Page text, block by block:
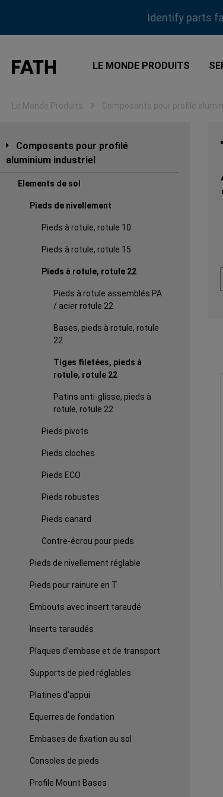
Passer à la navigation principaleIdentify parts
LE MONDE PRODUITS
Le Monde Produits Composants pour profilé
Composants pour profilé
aluminium industriel
Elements de sol
Pieds de nivellement
Pieds à rotule, rotule 10
Pieds à rotule, rotule 15
Pieds à rotule, rotule 22
Pieds à rotule assemblés PA
/ acier rotule 22
Bases, pieds à rotule, rotule
22
Tiges filetées, pieds à
rotule, rotule 22
Patins anti-glisse, pieds à
rotule, rotule 22
Pieds pivots
Pieds cloches
Pieds ECO
Pieds robustes
Pieds canard
Contre-écrou pour pieds
Pieds de nivellement réglable
Pieds pour rainure en T
Embouts avec insert taraudé
Inserts taraudés
Plaques d'embase et de transport
Supports de pied réglables
Platines d'appui
Equerres de fondation
Embases de fixation au sol
Consoles de pieds
Profile Mount Bases